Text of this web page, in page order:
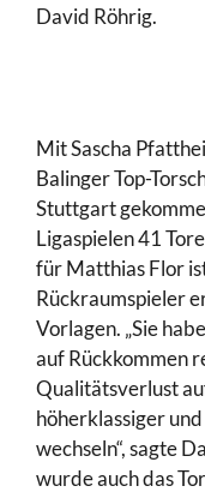
David Röhrig.
Mit Sascha
Balinger Top-
Stuttgart
Ligaspielen 41
für Matthias Flor
Rückraumspieler
Vorlagen. „Sie
auf Rückkommen
Qualitätsverlust
höherklassiger
wechseln“, sagte
wurde auch das